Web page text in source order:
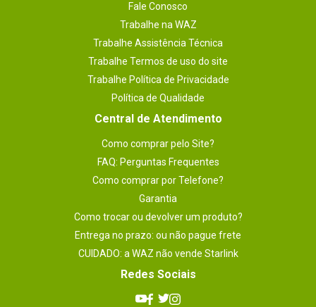
Fale Conosco
Trabalhe na WAZ
Trabalhe Assistência Técnica
Trabalhe Termos de uso do site
Trabalhe Política de Privacidade
Política de Qualidade
Central de Atendimento
Como comprar pelo Site?
FAQ: Perguntas Frequentes
Como comprar por Telefone?
Garantia
Como trocar ou devolver um produto?
Entrega no prazo: ou não pague frete
CUIDADO: a WAZ não vende Starlink
Redes Sociais